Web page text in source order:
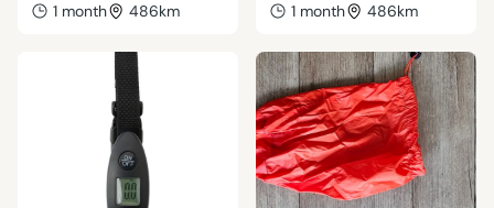
1 month 486km 1 month 486km